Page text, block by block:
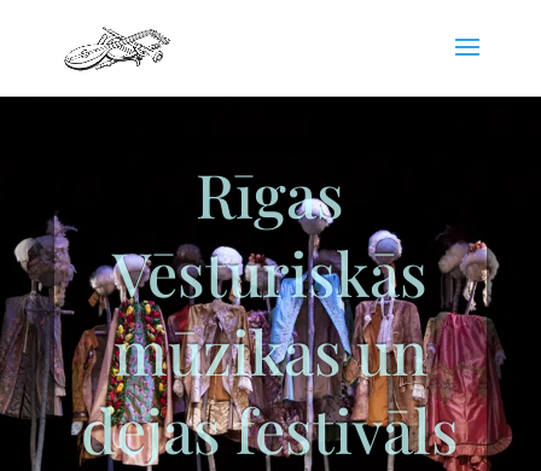
Rīgas
Vēsturiskās
mūzikas un
dejas festivāls